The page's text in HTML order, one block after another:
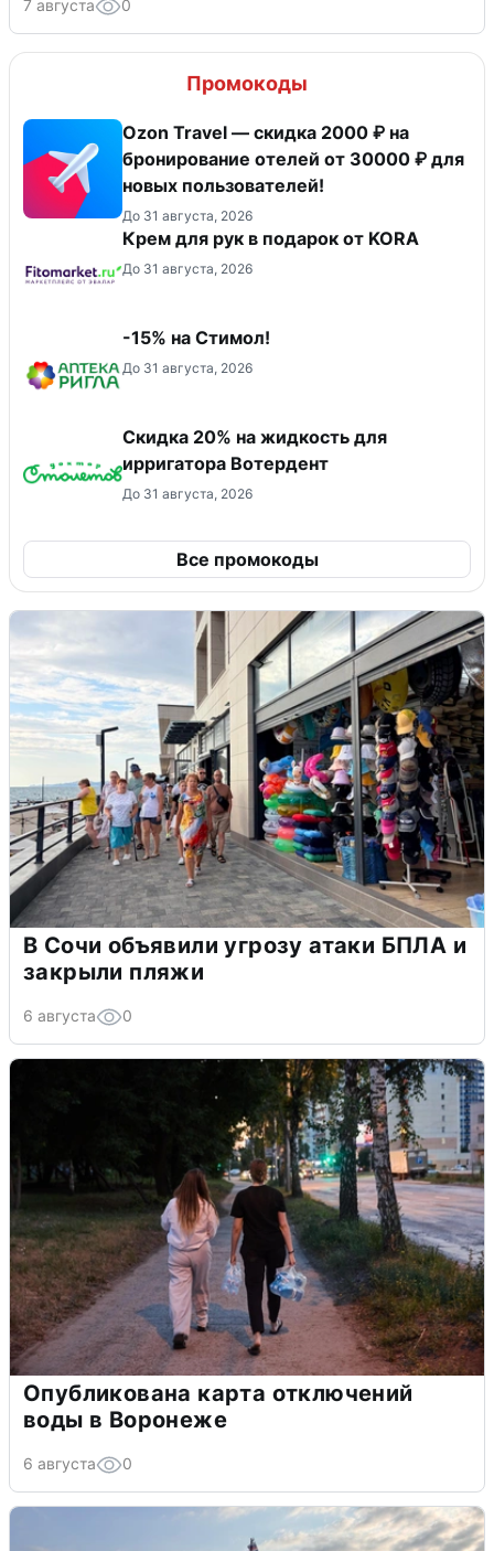
7 августа 0
Промокоды
Ozon Travel — скидка 2000 ₽ на
бронирование отелей от 30000 ₽ для
новых пользователей!
До 31 августа, 2026
Крем для рук в подарок от KORA
До 31 августа, 2026
-15% на Стимол!
До 31 августа, 2026
Скидка 20% на жидкость для
ирригатора Вотердент
До 31 августа, 2026
Все промокоды
В Сочи объявили угрозу атаки БПЛА и
закрыли пляжи
6 августа 0
Опубликована карта отключений
воды в Воронеже
6 августа 0